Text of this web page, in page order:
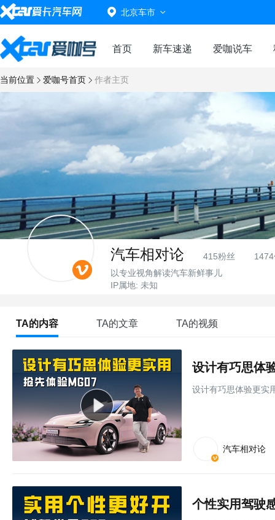
北京车市
首页 新车速递 爱咖说车
当前位置 爱咖号首页 作者主页
汽车相对论 415粉丝
以专业视角解读汽车新鲜事儿
IP属地: 未知
TA的内容 TA的文章 TA的视频
设计有巧思体验更实
汽车相对论
个性实用驾驶